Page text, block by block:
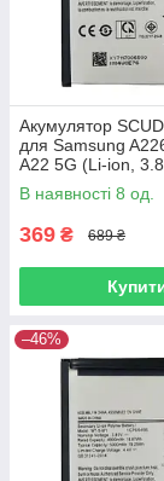
Акумулятор
для Samsung
A22 5G (Li-ion,
mAh)
В наявності 8 од.
369 ₴ 689 ₴
–46%